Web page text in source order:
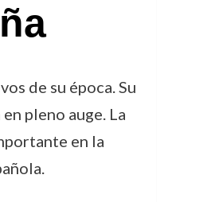
de su época. Su
pleno auge. La
en la